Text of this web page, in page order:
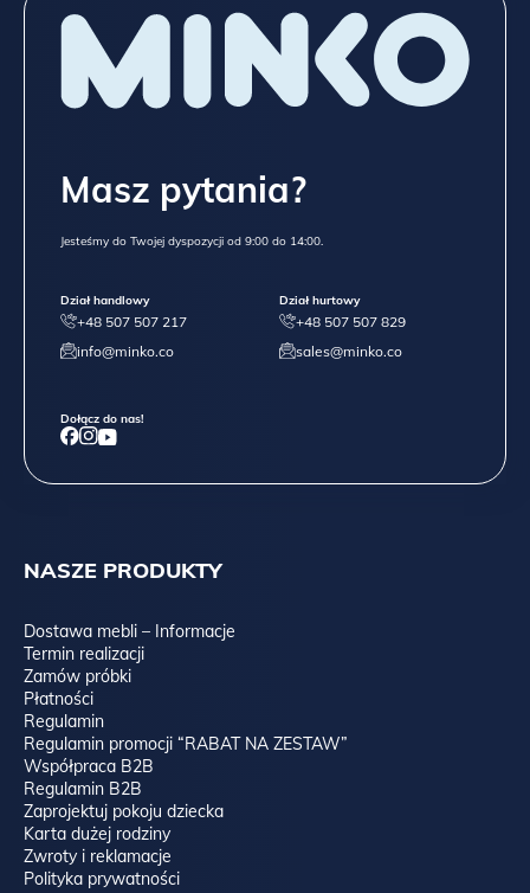
wybrać ulubiony odcień:
OAK, czyli lite drewno dębowe, olejowane:
NASZE PRODUKTY
Dostawa mebli – Informacje
Termin realizacji
Zamów próbki
Płatności
Regulamin
Regulamin promocji “RABAT NA ZESTAW”
Współpraca B2B
Regulamin B2B
Zaprojektuj pokoju dziecka
Karta dużej rodziny
Zwroty i reklamacje
Polityka prywatności
Masz pytania?
Jesteśmy do Twojej dyspozycji od 9:00 do 14:00.
Dział handlowy
+48 507 507 217
info@minko.co
Dział hurtowy
+48 507 507 829
sales@minko.co
Dołącz do nas!